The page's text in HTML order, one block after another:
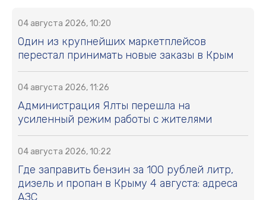
04 августа 2026, 10:20
Один из крупнейших маркетплейсов
перестал принимать новые заказы в Крым
04 августа 2026, 11:26
Администрация Ялты перешла на
усиленный режим работы с жителями
04 августа 2026, 10:22
Где заправить бензин за 100 рублей литр,
дизель и пропан в Крыму 4 августа: адреса
АЗС